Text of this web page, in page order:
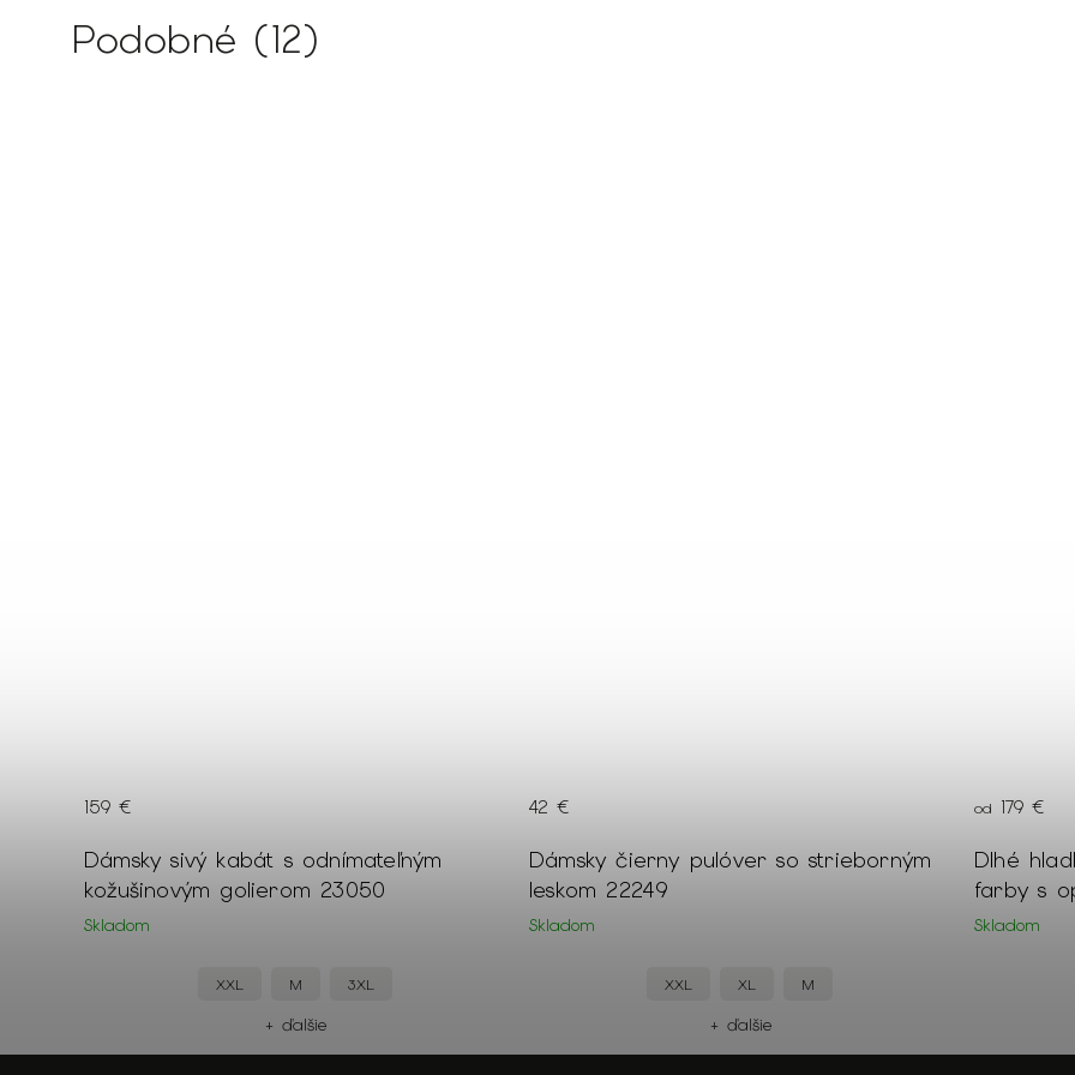
Podobné (12)
Dámsky čierny pulóver so strieborným
leskom 22249
Skladom
42 €
XXL XL M
+ ďalšie
Dlhé hladké dámske šaty kapučínovej
farby s opaskom 21400
Skladom
od 179 €
54 52 50
+ ďalšie
Dámsky
rukávmi
Skladom
59 €